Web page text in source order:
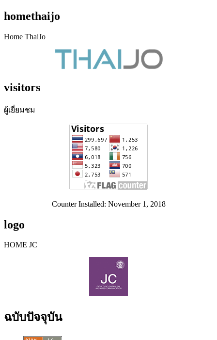
homethaijo
Home ThaiJo
visitors
ผู้เยี่ยมชม
Counter Installed: November 1, 2018
logo
HOME JC
ฉบับปัจจุบัน